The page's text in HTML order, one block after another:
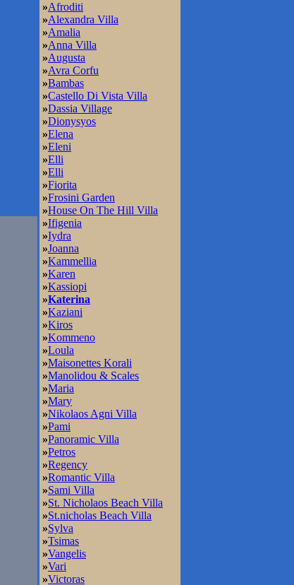
»Afroditi
»Alexandra Villa
»Amalia
»Anna Villa
»Augusta
»Avra Corfu
»Bambas
»Castello Di Vista Villa
»Dassia Village
»Dionysyos
»Elena
»Eleni
»Elli
»Elli
»Fiorita
»Frosini Garden
»House On The Hill Villa
»Ifigenia
»Iydra
»Joanna
»Kammellia
»Karen
»Kassiopi
»Katerina
»Kaziani
»Kiros
»Kommeno
»Loula
»Maisonettes Korali
»Manolidou & Scales
»Maria
»Mary
»Nikolaos Agni Villa
»Pami
»Panoramic Villa
»Petros
»Regency
»Romantic Villa
»Sami Villa
»St. Nicholaos Beach Villa
»St.nicholas Beach Villa
»Sylva
»Tsimas
»Vangelis
»Vari
»Victoras